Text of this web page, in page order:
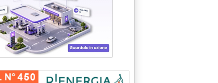
INTERRATI TUTTO FERMO CON LA SCUSA DI